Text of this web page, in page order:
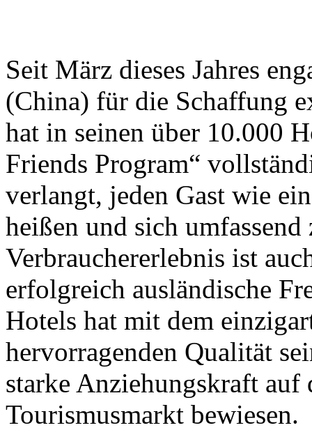
Seit März dieses Jahres
(China) für die Schaffung
hat in seinen über 10.000
Friends Program“
verlangt, jeden Gast wie
heißen und sich umfassend
Verbrauchererlebnis ist
erfolgreich ausländische
Hotels hat mit dem
hervorragenden Qualität
starke Anziehungskraft auf
Tourismusmarkt bewiesen.